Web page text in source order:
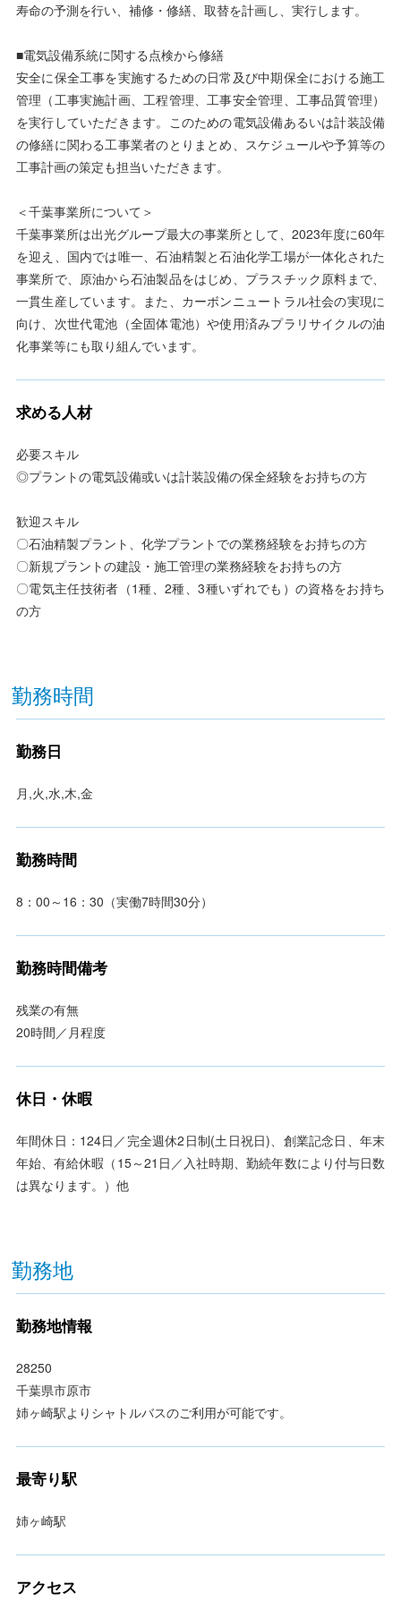
寿命の予測を行い、補修・修繕、取替を計画し、実行します。
■電気設備系統に関する点検から修繕
安全に保全工事を実施するための日常及び中期保全における施工
管理（工事実施計画、工程管理、工事安全管理、工事品質管理）
を実行していただきます。このための電気設備あるいは計装設備
の修繕に関わる工事業者のとりまとめ、スケジュールや予算等の
工事計画の策定も担当いただきます。
＜千葉事業所について＞
千葉事業所は出光グループ最大の事業所として、2023年度に60年
を迎え、国内では唯一、石油精製と石油化学工場が一体化された
事業所で、原油から石油製品をはじめ、プラスチック原料まで、
一貫生産しています。また、カーボンニュートラル社会の実現に
向け、次世代電池（全固体電池）や使用済みプラリサイクルの油
化事業等にも取り組んでいます。
求める人材
必要スキル
◎プラントの電気設備或いは計装設備の保全経験をお持ちの方
歓迎スキル
〇石油精製プラント、化学プラントでの業務経験をお持ちの方
〇新規プラントの建設・施工管理の業務経験をお持ちの方
〇電気主任技術者（1種、2種、3種いずれでも）の資格をお持ち
の方
勤務時間
勤務日
月,火,水,木,金
勤務時間
8：00～16：30（実働7時間30分）
勤務時間備考
残業の有無
20時間／月程度
休日・休暇
年間休日：124日／完全週休2日制(土日祝日)、創業記念日、年末
年始、有給休暇（15～21日／入社時期、勤続年数により付与日数
は異なります。）他
勤務地
勤務地情報
28250
千葉県市原市
姉ヶ崎駅よりシャトルバスのご利用が可能です。
最寄り駅
姉ヶ崎駅
アクセス